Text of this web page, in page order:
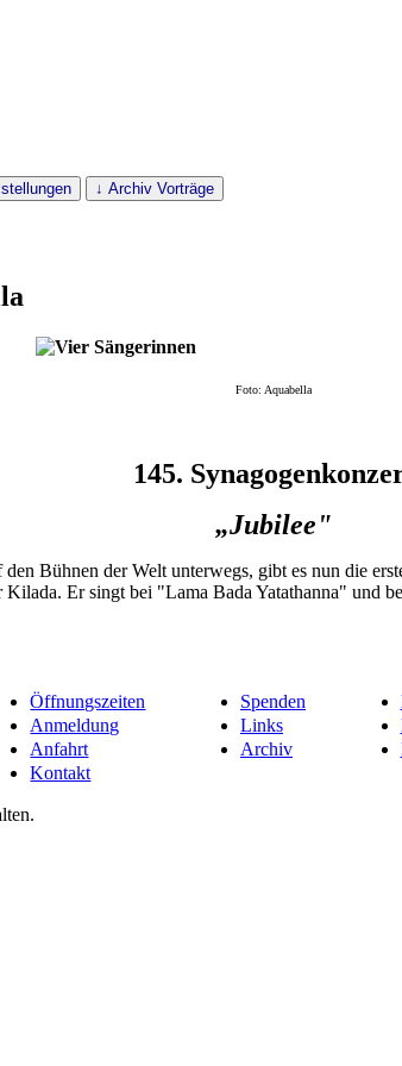
↓ Archiv Vorträge
Foto: Aquabella
145.
„Jubilee"
Bühnen der Welt unterwegs, gibt es nun die
Kilada. Er singt bei "Lama Bada Yatathanna" und
Öffnungszeiten
Anmeldung
Anfahrt
Kontakt
Spenden
Links
Archiv